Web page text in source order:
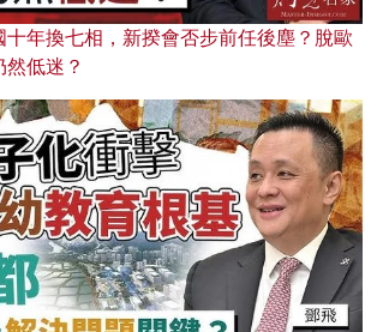
年換七相，新揆會否步前任後塵？脫歐
低迷？